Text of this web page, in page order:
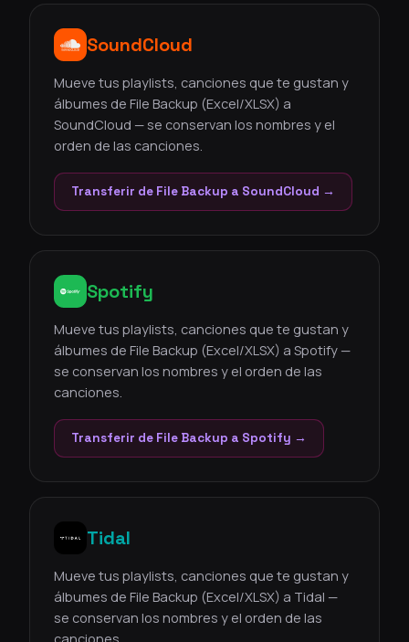
SoundCloud
Mueve tus playlists, canciones que te gustan y
álbumes de File Backup (Excel/XLSX) a
SoundCloud — se conservan los nombres y el
orden de las canciones.
Transferir de File Backup a SoundCloud →
Spotify
Mueve tus playlists, canciones que te gustan y
álbumes de File Backup (Excel/XLSX) a Spotify —
se conservan los nombres y el orden de las
canciones.
Transferir de File Backup a Spotify →
Tidal
Mueve tus playlists, canciones que te gustan y
álbumes de File Backup (Excel/XLSX) a Tidal —
se conservan los nombres y el orden de las